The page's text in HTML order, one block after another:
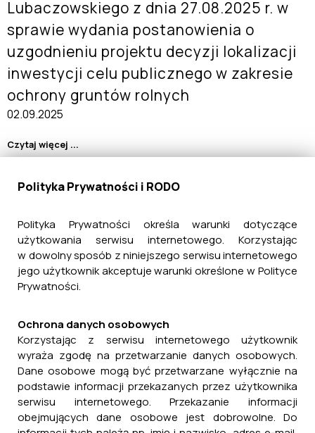
Lubaczowskiego z dnia 27.08.2025 r. w
sprawie wydania postanowienia o
uzgodnieniu projektu decyzji lokalizacji
inwestycji celu publicznego w zakresie
ochrony gruntów rolnych
02.09.2025
Czytaj więcej ...
Gminy Cieszanów
21.08.2025
Czytaj więcej ...
Obwieszczenie Burmistrza Miasta i
Gminy Cieszanów z dnia 25.07.2025 r.
25.07.2025
Czytaj więcej ...
Polityka Prywatności i RODO
Polityka Prywatności określa warunki dotyczące
użytkowania serwisu internetowego. Korzystając
w dowolny sposób z niniejszego serwisu internetowego
jego użytkownik akceptuje warunki określone w Polityce
Prywatności.
Ochrona danych osobowych
Korzystając z serwisu internetowego użytkownik
wyraża zgodę na przetwarzanie danych osobowych.
Dane osobowe mogą być przetwarzane wyłącznie na
podstawie informacji przekazanych przez użytkownika
serwisu internetowego. Przekazanie informacji
obejmujących dane osobowe jest dobrowolne. Do